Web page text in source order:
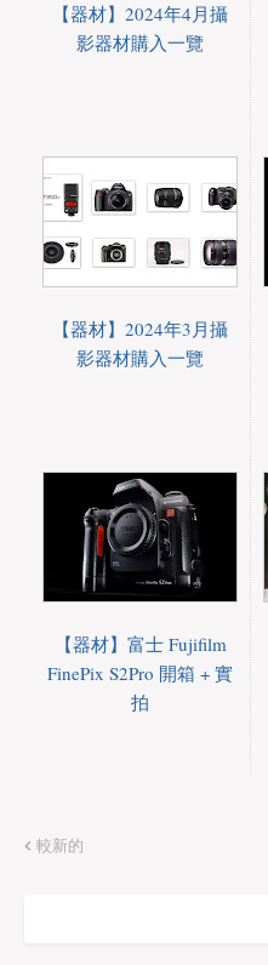
【器材】2024年4月攝
影器材購入一覽
【器材】2024年3月攝
影器材購入一覽
【器材】富士 Fujifilm
FinePix S2Pro 開箱 + 實
拍
較新的